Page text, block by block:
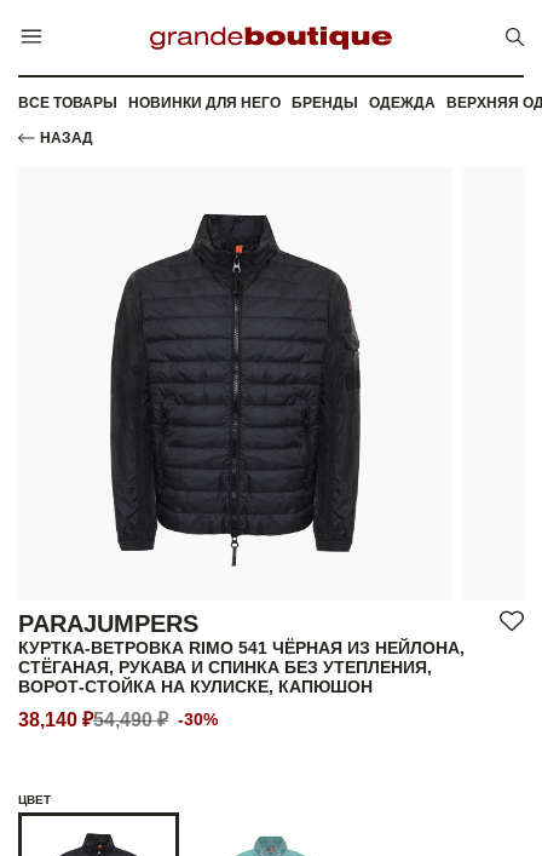
ВСЕ ТОВАРЫ НОВИНКИ ДЛЯ НЕГО БРЕНДЫ ОДЕЖДА ВЕРХНЯЯ
НАЗАД
PARAJUMPERS
КУРТКА-ВЕТРОВКА RIMO 541 ЧЁРНАЯ ИЗ НЕЙЛОНА,
СТЁГАНАЯ, РУКАВА И СПИНКА БЕЗ УТЕПЛЕНИЯ,
ВОРОТ-СТОЙКА НА КУЛИСКЕ, КАПЮШОН
38,140 ₽54,490 ₽ -30%
ЦВЕТ